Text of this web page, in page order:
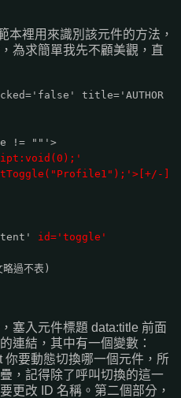
本裡用來識別該元件的方法，
為求簡單我先不顧美觀，直
title='AUTHOR
!= ""'>
]
id='toggle'
不表)
塞入元件標題 data:title 前面
連結，其中有一個變數：
你要動態切換哪一個元件，所
，記得除了呼叫切換的這一
更改 ID 名稱。第二個部分，